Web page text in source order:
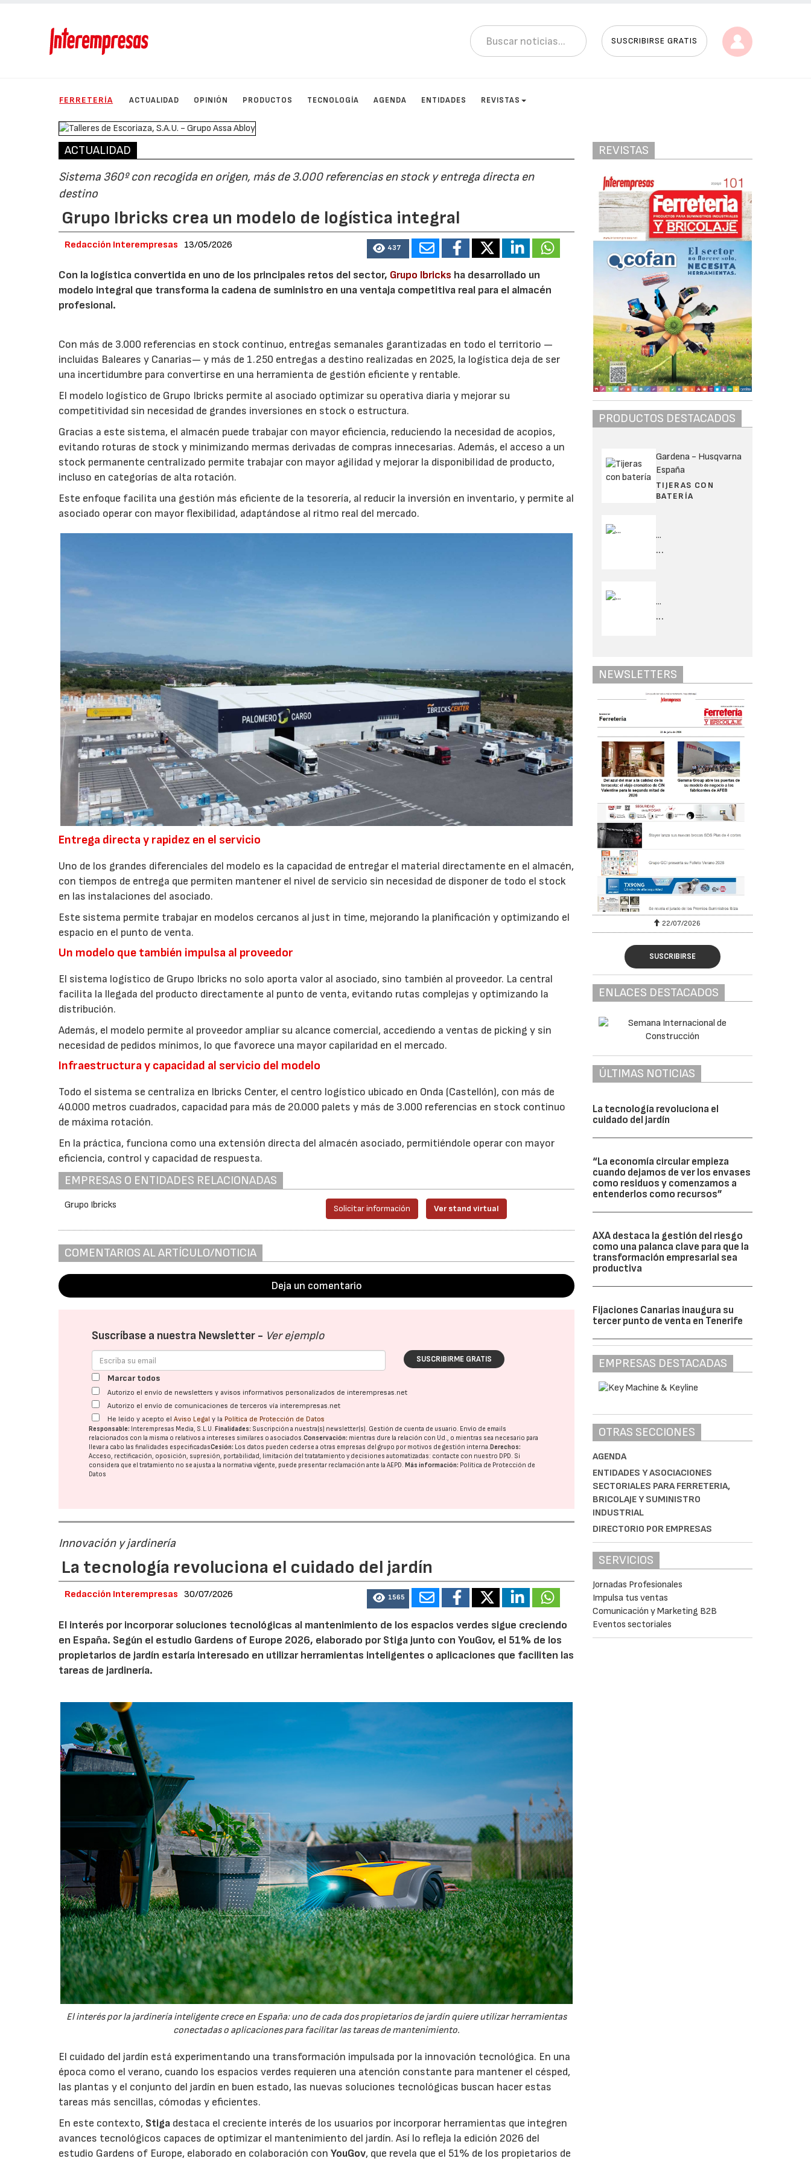
SUSCRIBIRSE GRATIS
FERRETERÍA ACTUALIDAD OPINIÓN PRODUCTOS TECNOLOGÍA AGENDA ENTIDADES REVISTAS
ACTUALIDAD
Sistema 360º con recogida en origen, más de 3.000 referencias en stock y entrega directa en
destino
Grupo Ibricks crea un modelo de logística integral
Redacción Interempresas 13/05/2026 437
Con la logística convertida en uno de los principales retos del sector, Grupo Ibricks ha desarrollado un
modelo integral que transforma la cadena de suministro en una ventaja competitiva real para el almacén
profesional.
Con más de 3.000 referencias en stock continuo, entregas semanales garantizadas en todo el territorio —
incluidas Baleares y Canarias— y más de 1.250 entregas a destino realizadas en 2025, la logística deja de ser
una incertidumbre para convertirse en una herramienta de gestión eficiente y rentable.
El modelo logístico de Grupo Ibricks permite al asociado optimizar su operativa diaria y mejorar su
competitividad sin necesidad de grandes inversiones en stock o estructura.
Gracias a este sistema, el almacén puede trabajar con mayor eficiencia, reduciendo la necesidad de acopios,
evitando roturas de stock y minimizando mermas derivadas de compras innecesarias. Además, el acceso a un
stock permanente centralizado permite trabajar con mayor agilidad y mejorar la disponibilidad de producto,
incluso en categorías de alta rotación.
Este enfoque facilita una gestión más eficiente de la tesorería, al reducir la inversión en inventario, y permite al
asociado operar con mayor flexibilidad, adaptándose al ritmo real del mercado.
Entrega directa y rapidez en el servicio
Uno de los grandes diferenciales del modelo es la capacidad de entregar el material directamente en el almacén,
con tiempos de entrega que permiten mantener el nivel de servicio sin necesidad de disponer de todo el stock
en las instalaciones del asociado.
Este sistema permite trabajar en modelos cercanos al just in time, mejorando la planificación y optimizando el
espacio en el punto de venta.
Un modelo que también impulsa al proveedor
El sistema logístico de Grupo Ibricks no solo aporta valor al asociado, sino también al proveedor. La central
facilita la llegada del producto directamente al punto de venta, evitando rutas complejas y optimizando la
distribución.
Además, el modelo permite al proveedor ampliar su alcance comercial, accediendo a ventas de picking y sin
necesidad de pedidos mínimos, lo que favorece una mayor capilaridad en el mercado.
Infraestructura y capacidad al servicio del modelo
Todo el sistema se centraliza en Ibricks Center, el centro logístico ubicado en Onda (Castellón), con más de
40.000 metros cuadrados, capacidad para más de 20.000 palets y más de 3.000 referencias en stock continuo
de máxima rotación.
En la práctica, funciona como una extensión directa del almacén asociado, permitiéndole operar con mayor
eficiencia, control y capacidad de respuesta.
EMPRESAS O ENTIDADES RELACIONADAS
Grupo Ibricks Solicitar información Ver stand virtual
COMENTARIOS AL ARTÍCULO/NOTICIA
Deja un comentario
Suscríbase a nuestra Newsletter - Ver ejemplo
SUSCRIBIRME GRATIS
Marcar todos
Autorizo el envío de newsletters y avisos informativos personalizados de interempresas.net
Autorizo el envío de comunicaciones de terceros vía interempresas.net
He leído y acepto elAviso Legal y la Política de Protección de Datos
Responsable: Interempresas Media, S.L.U. Finalidades: Suscripción a nuestra(s) newsletter(s). Gestión de cuenta de usuario. Envío de emails
relacionados con la misma o relativos a intereses similares o asociados.Conservación: mientras dure la relación con Ud., o mientras sea necesario para
llevar a cabo las finalidades especificadasCesión: Los datos pueden cederse a otras empresas del grupo por motivos de gestión interna. Derechos:
Acceso, rectificación, oposición, supresión, portabilidad, limitación del tratatamiento y decisiones automatizadas: contacte con nuestro DPD. Si
considera que el tratamiento no se ajusta a la normativa vigente, puede presentar reclamación ante laAEPD. Más información: Política de Protección de
Datos
Innovación y jardinería
La tecnología revoluciona el cuidado del jardín
Redacción Interempresas 30/07/2026 1565
El interés por incorporar soluciones tecnológicas al mantenimiento de los espacios verdes sigue creciendo
en España. Según el estudio Gardens of Europe 2026, elaborado por Stiga junto con YouGov, el 51% de los
propietarios de jardín estaría interesado en utilizar herramientas inteligentes o aplicaciones que faciliten las
tareas de jardinería.
El interés por la jardinería inteligente crece en España: uno de cada dos propietarios de jardín quiere utilizar herramientas
conectadas o aplicaciones para facilitar las tareas de mantenimiento.
El cuidado del jardín está experimentando una transformación impulsada por la innovación tecnológica. En una
época como el verano, cuando los espacios verdes requieren una atención constante para mantener el césped,
las plantas y el conjunto del jardín en buen estado, las nuevas soluciones tecnológicas buscan hacer estas
tareas más sencillas, cómodas y eficientes.
En este contexto, Stiga destaca el creciente interés de los usuarios por incorporar herramientas que integren
avances tecnológicos capaces de optimizar el mantenimiento del jardín. Así lo refleja la edición 2026 del
estudio Gardens of Europe, elaborado en colaboración conYouGov, que revela que el 51% de los propietarios de
REVISTAS
PRODUCTOS DESTACADOS
Gardena - Husqvarna
España
TIJERAS CON
BATERÍA
...
...
...
...
NEWSLETTERS
22/07/2026 29/07/2026 22/07/2026
SUSCRIBIRSE
ENLACES DESTACADOS
ÚLTIMAS NOTICIAS
La tecnología revoluciona el
cuidado del jardín
“La economía circular empieza
cuando dejamos de ver los envases
como residuos y comenzamos a
entenderlos como recursos”
AXA destaca la gestión del riesgo
como una palanca clave para que la
transformación empresarial sea
productiva
Fijaciones Canarias inaugura su
tercer punto de venta en Tenerife
EMPRESAS DESTACADAS
OTRAS SECCIONES
AGENDA
ENTIDADES Y ASOCIACIONES
SECTORIALES PARA FERRETERIA,
BRICOLAJE Y SUMINISTRO
INDUSTRIAL
DIRECTORIO POR EMPRESAS
SERVICIOS
Jornadas Profesionales
Impulsa tus ventas
Comunicación y Marketing B2B
Eventos sectoriales